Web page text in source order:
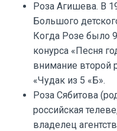
Роза Агишева. В
Большого
Когда Розе было
конурса «Песня
внимание второй
«Чудак из 5 «Б».
Роза Сябитова
российская
владелец